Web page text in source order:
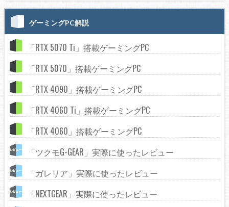
ゲーミングPC解説
「RTX 5070 Ti」搭載ゲーミングPC
「RTX 5070」搭載ゲーミングPC
「RTX 4090」搭載ゲーミングPC
「RTX 4060 Ti」搭載ゲーミングPC
「RTX 4060」搭載ゲーミングPC
「ツクモG-GEAR」実際に使ったレビュー
「ガレリア」実際に使ったレビュー
「NEXTGEAR」実際に使ったレビュー